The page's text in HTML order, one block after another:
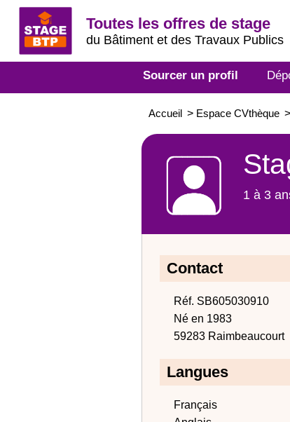
Toutes les offres de stage
du Bâtiment et des Travaux Publics
Sourcer un profil
Accueil > Espace CVthèque >
1 à 3
Contact
Réf. SB605030910
Né en 1983
59283 Raimbeaucourt
Langues
Français